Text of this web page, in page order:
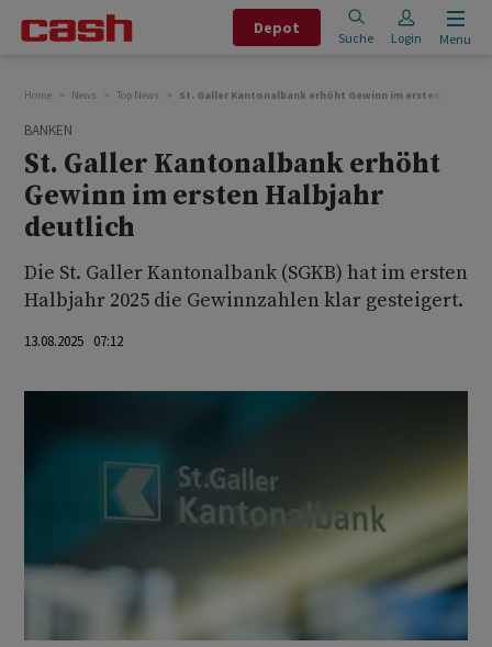
Depot
Suche Login Menu
Home News Top News St. Galler Kantonalbank erhöht Gewinn im ersten Halbjahr
BANKEN
St. Galler Kantonalbank erhöht
Gewinn im ersten Halbjahr
deutlich
Die St. Galler Kantonalbank (SGKB) hat im ersten
Halbjahr 2025 die Gewinnzahlen klar gesteigert.
13.08.2025 07:12